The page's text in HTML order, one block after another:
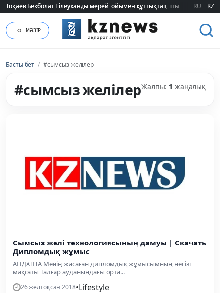
Тоқаев Бекболат Тілеуханды мерейтойымен құттықтап, шығармашылық
Тоқаев Бекболат Тілеуханды мерейтойымен құттықтап, шығармашылық
RU KZ
МӘЗІР
Басты бет / #сымсыз желілер
#сымсыз желілерЖалпы: 1 жаңалық
Сымсыз желі технологиясының дамуы | Скачать
Дипломдық жұмыс
АНДАТПА Менің жасаған дипломдық жұмысымның негізгі
мақсаты Талғар ауданындағы орта...
26 желтоқсан 2018•Lifestyle